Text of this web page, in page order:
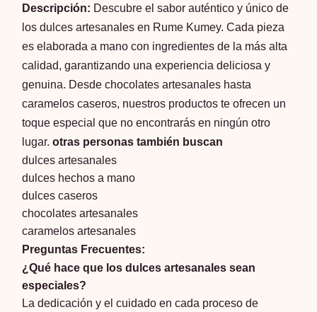
Descripción: Descubre el sabor auténtico y único de
los dulces artesanales en Rume Kumey. Cada pieza
es elaborada a mano con ingredientes de la más alta
calidad, garantizando una experiencia deliciosa y
genuina. Desde chocolates artesanales hasta
caramelos caseros, nuestros productos te ofrecen un
toque especial que no encontrarás en ningún otro
lugar.otras personas también buscan
dulces artesanales
dulces hechos a mano
dulces caseros
chocolates artesanales
caramelos artesanales
Preguntas Frecuentes:
¿Qué hace que los dulces artesanales sean
especiales?
La dedicación y el cuidado en cada proceso de